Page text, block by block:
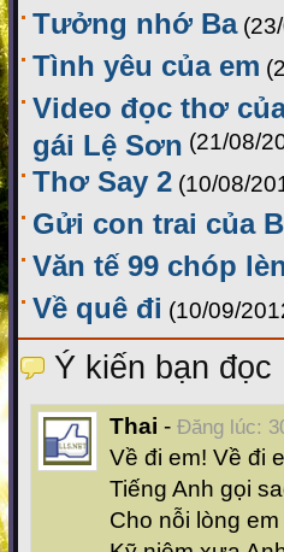
Tưởng nhớ Ba
Tình yêu của em
Video đọc thơ
gái Lệ Sơn (21/08/
Thơ Say 2 (10/08/
Gửi con trai của
Văn tế 99 chóp
Về quê đi (10/09/
Ý kiến bạn đọc
Thai - Đăng lúc:
Về đi em! Về đi
Tiếng Anh gọi
Cho nỗi lòng